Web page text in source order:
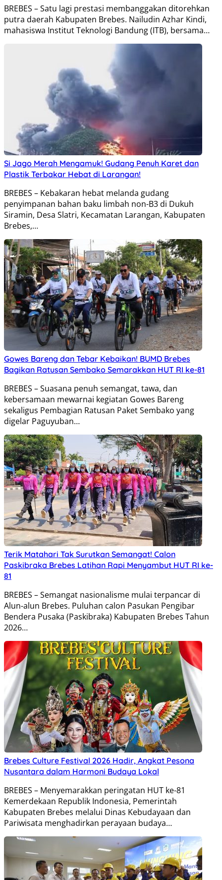
BREBES – Satu lagi prestasi membanggakan ditorehkan
putra daerah Kabupaten Brebes. Nailudin Azhar Kindi,
mahasiswa Institut Teknologi Bandung (ITB), bersama…
Si Jago Merah Mengamuk! Gudang Penuh Karet dan
Plastik Terbakar Hebat di Larangan!
BREBES – Kebakaran hebat melanda gudang
penyimpanan bahan baku limbah non-B3 di Dukuh
Siramin, Desa Slatri, Kecamatan Larangan, Kabupaten
Brebes,…
Gowes Bareng dan Tebar Kebaikan! BUMD Brebes
Bagikan Ratusan Sembako Semarakkan HUT RI ke-81
BREBES – Suasana penuh semangat, tawa, dan
kebersamaan mewarnai kegiatan Gowes Bareng
sekaligus Pembagian Ratusan Paket Sembako yang
digelar Paguyuban…
Terik Matahari Tak Surutkan Semangat! Calon
Paskibraka Brebes Latihan Rapi Menyambut HUT RI ke-
81
BREBES – Semangat nasionalisme mulai terpancar di
Alun-alun Brebes. Puluhan calon Pasukan Pengibar
Bendera Pusaka (Paskibraka) Kabupaten Brebes Tahun
2026…
Brebes Culture Festival 2026 Hadir, Angkat Pesona
Nusantara dalam Harmoni Budaya Lokal
BREBES – Menyemarakkan peringatan HUT ke-81
Kemerdekaan Republik Indonesia, Pemerintah
Kabupaten Brebes melalui Dinas Kebudayaan dan
Pariwisata menghadirkan perayaan budaya…